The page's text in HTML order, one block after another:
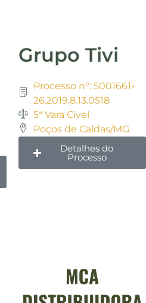
Grupo Tivi
Processo n°: 5001661-
26.2019.8.13.0518
5ª Vara Cível
Poços de Caldas/MG
Detalhes do
Processo